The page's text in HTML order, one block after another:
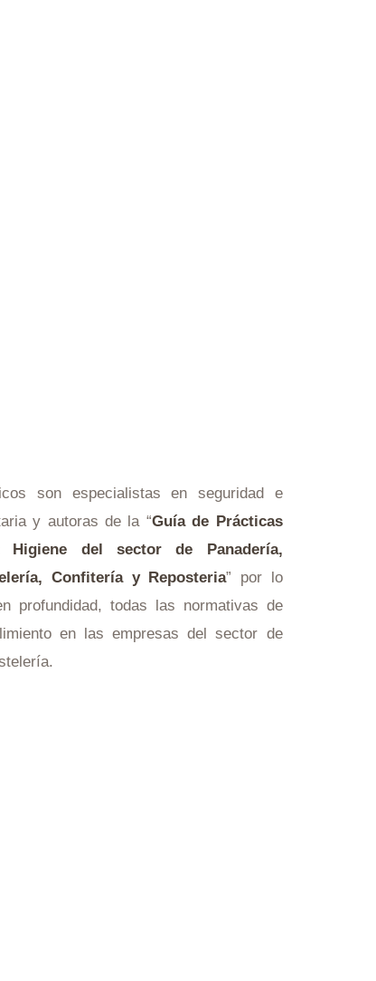
son especialistas en seguridad e
y autoras de la “Guía de Prácticas
Higiene del sector de Panadería,
Confitería y Reposteria” por lo
profundidad, todas las normativas de
en las empresas del sector de